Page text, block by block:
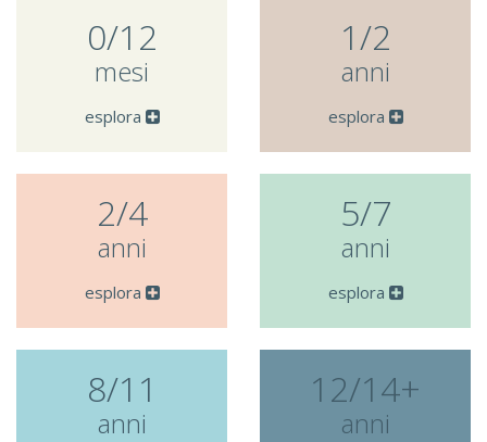
0/12
mesi
esplora
1/2
anni
esplora
2/4
anni
esplora
5/7
anni
esplora
8/11
anni
12/14+
anni